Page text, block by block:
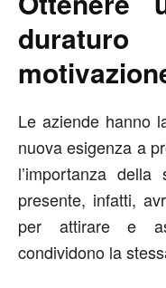
Le aziende hanno
nuova esigenza a
l’importanza
presente, infatti,
per attirare e
condividono la